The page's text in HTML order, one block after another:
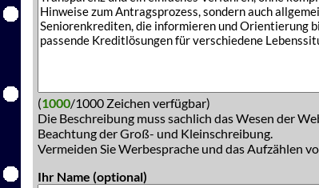
(1000/1000 Zeichen verfügbar)
Die Beschreibung muss sachlich das Wesen der
Beachtung der Groß- und Kleinschreibung.
Vermeiden Sie Werbesprache und das Aufzählen
Ihr Name (optional)